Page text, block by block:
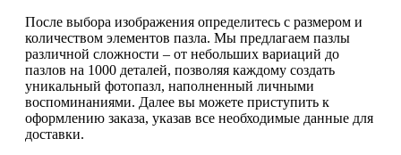
После выбора изображения определитесь с размером и
количеством элементов пазла. Мы предлагаем пазлы
различной сложности – от небольших вариаций до
пазлов на 1000 деталей, позволяя каждому создать
уникальный фотопазл, наполненный личными
воспоминаниями. Далее вы можете приступить к
оформлению заказа, указав все необходимые данные для
доставки.